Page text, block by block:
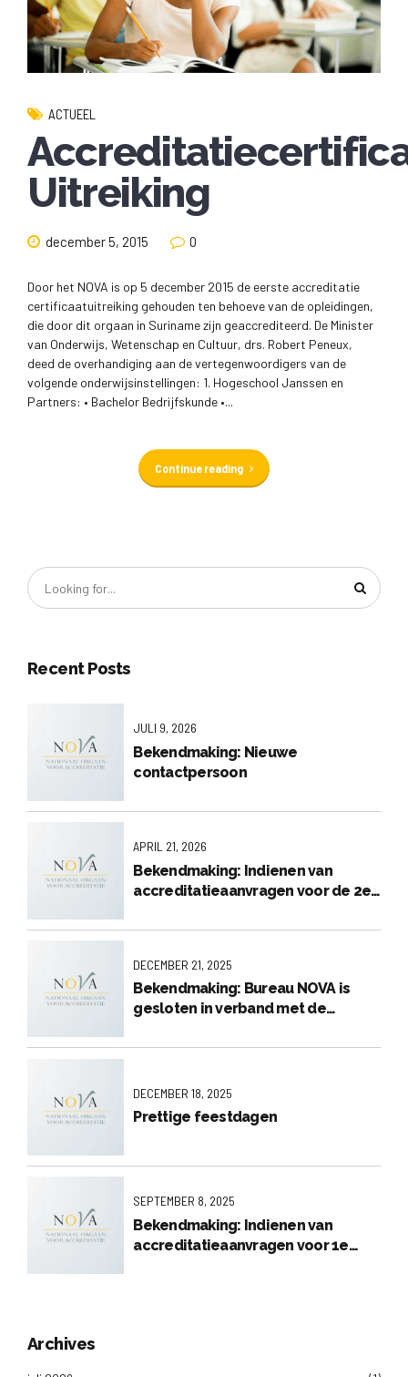
ACTUEEL
Uitreiking
december 5, 2015 0
Door het NOVA is op 5 december 2015 de eerste accreditatie
certificaatuitreiking gehouden ten behoeve van de opleidingen,
die door dit orgaan in Suriname zijn geaccrediteerd. De Minister
van Onderwijs, Wetenschap en Cultuur, drs. Robert Peneux,
deed de overhandiging aan de vertegenwoordigers van de
volgende onderwijsinstellingen: 1. Hogeschool Janssen en
Partners: • Bachelor Bedrijfskunde •...
Continue reading
Recent Posts
JULI 9, 2026
Bekendmaking: Nieuwe
contactpersoon
APRIL 21, 2026
Bekendmaking: Indienen van
accreditatieaanvragen voor de 2e
DECEMBER 21, 2025
Bekendmaking: Bureau NOVA is
gesloten in verband met de
DECEMBER 18, 2025
Prettige feestdagen
SEPTEMBER 8, 2025
Bekendmaking: Indienen van
accreditatieaanvragen voor 1e
Archives